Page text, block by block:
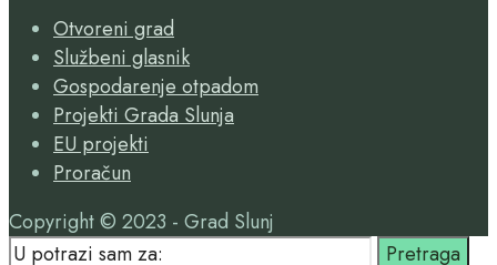
Window
Otvoreni grad
Službeni glasnik
Gospodarenje otpadom
Projekti Grada Slunja
EU projekti
Proračun
Copyright © 2023 - Grad Slunj
Search
Pretraga